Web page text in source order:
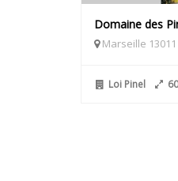
Domaine des
Marseille 13011
Loi Pinel